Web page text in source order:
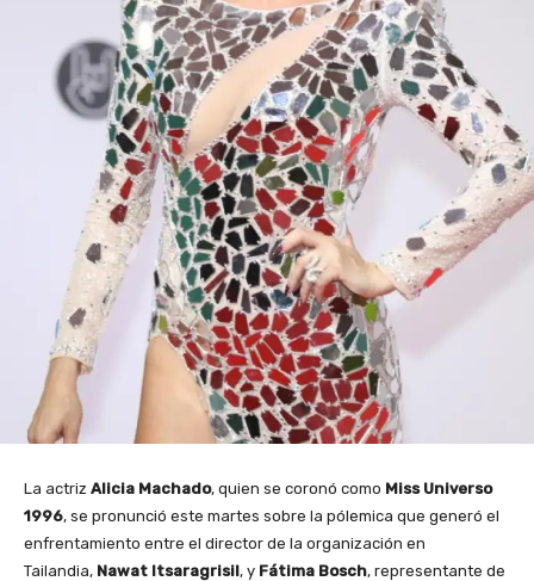
La actriz Alicia Machado, quien se coronó como Miss Universo
1996, se pronunció este martes sobre la pólemica que generó el
enfrentamiento entre el director de la organización en
Tailandia, Nawat Itsaragrisil, y Fátima Bosch, representante de